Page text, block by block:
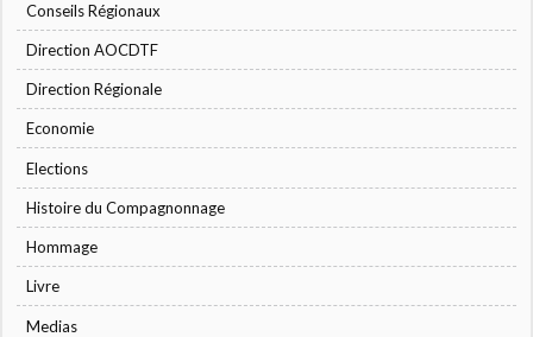
Conseils Régionaux
Direction AOCDTF
Direction Régionale
Economie
Elections
Histoire du Compagnonnage
Hommage
Livre
Medias